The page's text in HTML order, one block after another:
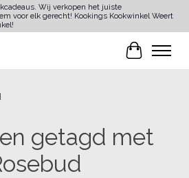
Wij verkopen het juiste
voor elk gerecht! Kookings Kookwinkel Weert
getagd met